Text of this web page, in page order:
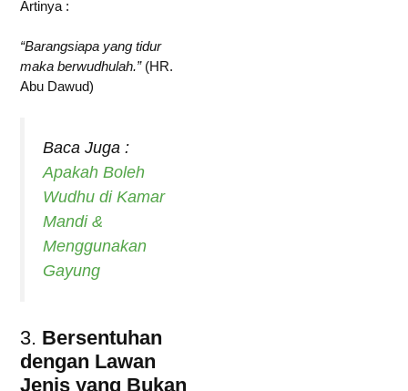
Artinya :
“Barangsiapa yang tidur
maka berwudhulah.” (HR.
Abu Dawud)
Baca Juga :
Apakah Boleh
Wudhu di Kamar
Mandi &
Menggunakan
Gayung
3. Bersentuhan
dengan Lawan
Jenis yang Bukan